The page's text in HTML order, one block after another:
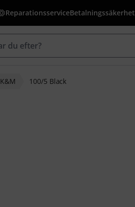
ReparationsserviceBetalningssäkerhet
K&M 100/5 Black